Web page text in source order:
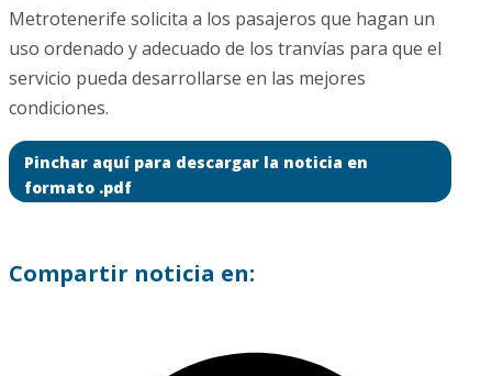
Metrotenerife solicita a los pasajeros que hagan un
uso ordenado y adecuado de los tranvías para que el
servicio pueda desarrollarse en las mejores
condiciones.
Pinchar aquí para descargar la noticia en
formato .pdf
Compartir noticia en: